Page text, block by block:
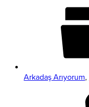
Arkadaş Arıyorum,